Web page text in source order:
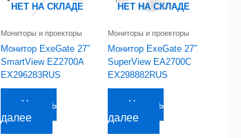
НЕТ НА СКЛАДЕ
Мониторы и проекторы
Монитор ExeGate 27″
SmartView EZ2700A
EX296283RUS
Читать
далее
НЕТ НА СКЛАДЕ
Мониторы и проекторы
Монитор ExeGate 27″
SuperView EA2700C
EX298882RUS
Читать
далее